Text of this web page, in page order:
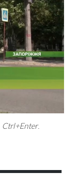
Ctrl+Enter.